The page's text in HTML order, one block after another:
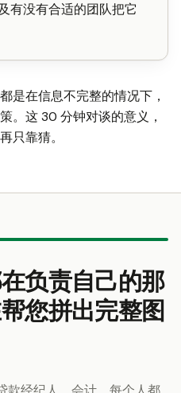
有没有合适的团队把它
是在信息不完整的情况下，
。这 30 分钟对谈的意义，
只靠猜。
负责自己的那
您拼出完整图